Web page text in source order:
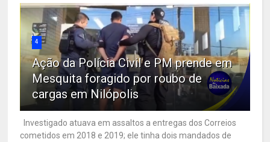
4
Ação da Polícia Civil e PM prende em
Mesquita foragido por roubo de
cargas em Nilópolis
Investigado atuava em assaltos a entregas dos Correios
cometidos em 2018 e 2019; ele tinha dois mandados de